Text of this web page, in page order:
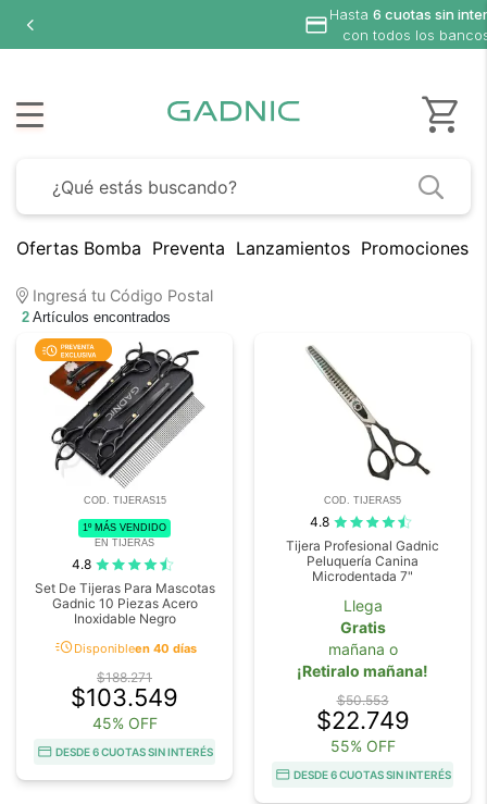
Hasta 6 cuotas sin
con todos los
Ofertas Bomba Preventa Lanzamientos Promociones
Ingresá tu Código Postal
2 Artículos encontrados
COD. TIJERAS15
1º MÁS VENDIDO
EN TIJERAS
4.8
Set De Tijeras Para Mascotas
Gadnic 10 Piezas Acero
Inoxidable Negro
acuteDisponibleen 40 días
$188.271
$103.549
45% OFF
DESDE 6 CUOTAS SIN INTERÉS
COD. TIJERAS5
4.8
Tijera Profesional Gadnic
Peluquería Canina
Microdentada 7"
Llega
Gratis
mañana o
¡Retiralo mañana!
$50.553
$22.749
55% OFF
DESDE 6 CUOTAS SIN INTERÉS